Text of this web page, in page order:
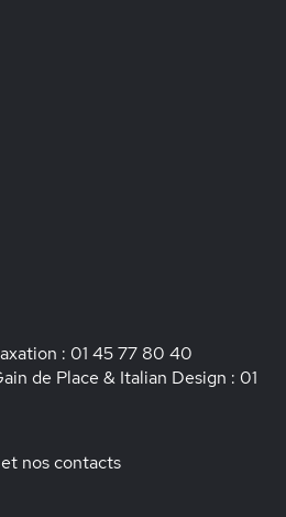
: 01 45 77 80 40
de Place & Italian Design : 01
nos contacts